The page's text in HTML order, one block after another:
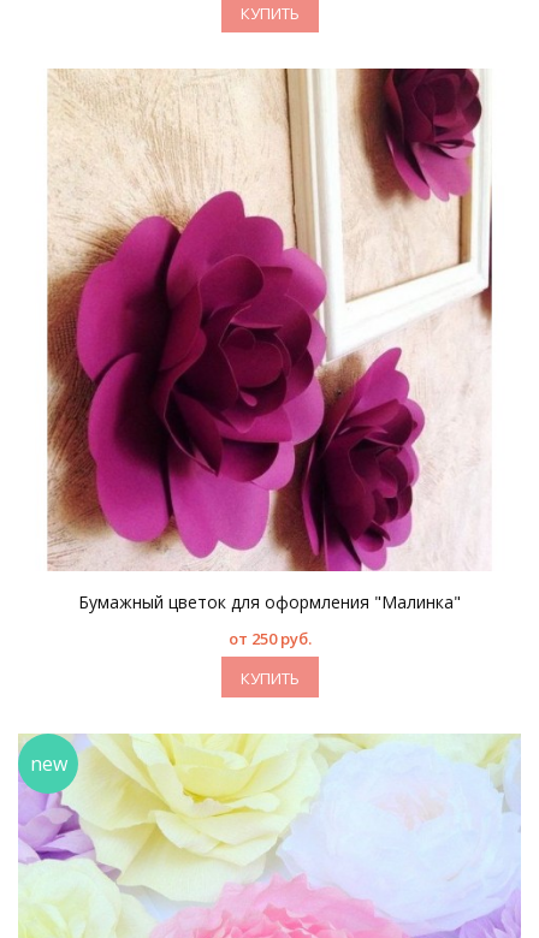
КУПИТЬ
Бумажный цветок для оформления "Малинка"
от 250 руб.
КУПИТЬ
new